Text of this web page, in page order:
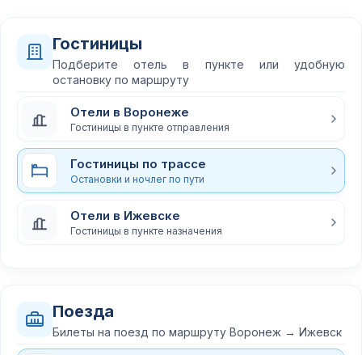
Гостиницы
Подберите отель в пункте или удобную
остановку по маршруту
Отели в Воронеже
Гостиницы в пункте отправления
Гостиницы по трассе
Остановки и ночлег по пути
Отели в Ижевске
Гостиницы в пункте назначения
Поезда
Билеты на поезд по маршруту Воронеж → Ижевск